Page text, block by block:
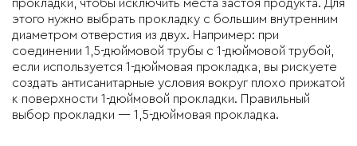
прокладки, чтобы исключить места застоя продукта. Для
этого нужно выбрать прокладку с большим внутренним
диаметром отверстия из двух. Например: при
соединении 1,5-дюймовой трубы с 1-дюймовой трубой,
если используется 1-дюймовая прокладка, вы рискуете
создать антисанитарные условия вокруг плохо прижатой
к поверхности 1-дюймовой прокладки. Правильный
выбор прокладки — 1,5-дюймовая прокладка.